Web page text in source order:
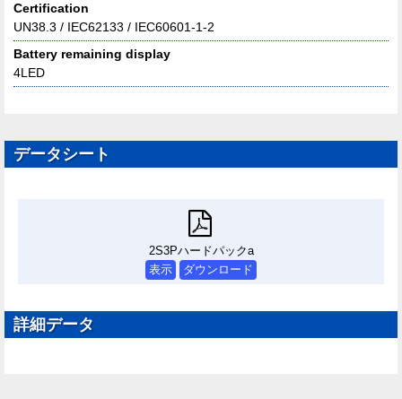
Certification
UN38.3 / IEC62133 / IEC60601-1-2
Battery remaining display
4LED
データシート
2S3Pハードパックa
表示
ダウンロード
詳細データ